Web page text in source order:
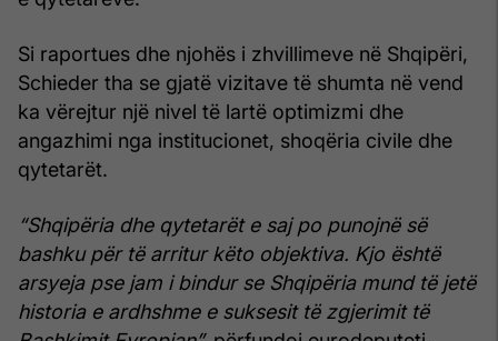
Si raportues dhe njohës i zhvillimeve në Shqipëri,
Schieder tha se gjatë vizitave të shumta në vend
ka vërejtur një nivel të lartë optimizmi dhe
angazhimi nga institucionet, shoqëria civile dhe
qytetarët.
“Shqipëria dhe qytetarët e saj po punojnë së
bashku për të arritur këto objektiva. Kjo është
arsyeja pse jam i bindur se Shqipëria mund të jetë
historia e ardhshme e suksesit të zgjerimit të